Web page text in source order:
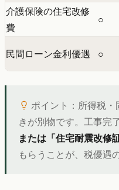
介護保険の住宅改修
費
○
民間ローン金利優遇 ○
ポイント：所得税
きが別物です。工事完
または「住宅耐震改修
もらうことが、税優遇